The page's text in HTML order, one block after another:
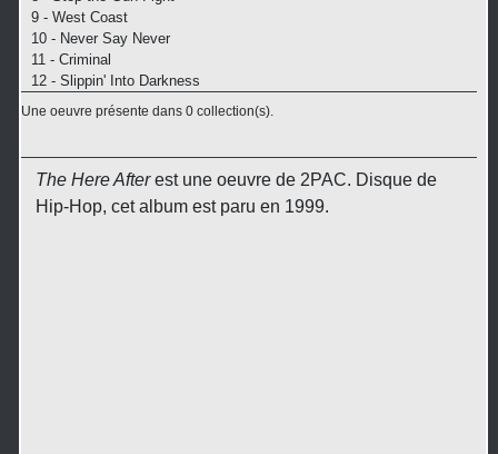
9 - West Coast
10 - Never Say Never
11 - Criminal
12 - Slippin' Into Darkness
Une oeuvre présente dans 0 collection(s).
The Here Afterest une oeuvre de 2PAC. Disque de
Hip-Hop, cet album est paru en 1999.